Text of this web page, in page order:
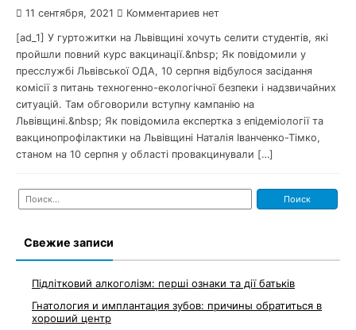
11 сентября, 2021 Комментариев нет
[ad_1] У гуртожитки на Львівщині хочуть селити студентів, які
пройшли повний курс вакцинації.&nbsp; Як повідомили у
пресслужбі Львівської ОДА, 10 серпня відбулося засідання
комісії з питань техногенно-екологічної безпеки і надзвичайних
ситуацій. Там обговорили вступну кампанію на
Львівщині.&nbsp; Як повідомила експертка з епідеміології та
вакцинопрофілактики на Львівщині Наталія Іванченко-Тімко,
станом на 10 серпня у області провакцинували […]
Найти:
Свежие записи
Підлітковий алкоголізм: перші ознаки та дії батьків
Гнатология и имплантация зубов: причины обратиться в
хороший центр